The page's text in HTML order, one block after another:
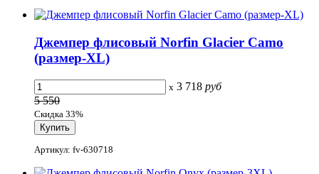
Джемпер флисовый Norfin Glacier Camo
(размер-XL)
x 3 718 руб
5 550
Скидка 33%
Артикул: fv-630718